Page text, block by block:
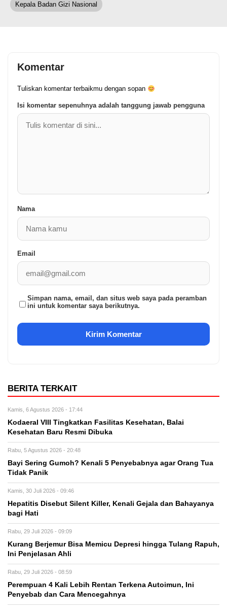
Kepala Badan Gizi Nasional
Komentar
Tuliskan komentar terbaikmu dengan sopan
Isi komentar sepenuhnya adalah tanggung jawab pengguna
Nama
Email
Simpan nama, email, dan situs web saya pada peramban
ini untuk komentar saya berikutnya.
BERITA TERKAIT
Kamis, 6 Agustus 2026 - 17:44
Kodaeral VIII Tingkatkan Fasilitas Kesehatan, Balai
Kesehatan Baru Resmi Dibuka
Rabu, 5 Agustus 2026 - 20:48
Bayi Sering Gumoh? Kenali 5 Penyebabnya agar Orang Tua
Tidak Panik
Kamis, 30 Juli 2026 - 09:46
Hepatitis Disebut Silent Killer, Kenali Gejala dan Bahayanya
bagi Hati
Rabu, 29 Juli 2026 - 09:09
Kurang Berjemur Bisa Memicu Depresi hingga Tulang Rapuh,
Ini Penjelasan Ahli
Rabu, 29 Juli 2026 - 08:59
Perempuan 4 Kali Lebih Rentan Terkena Autoimun, Ini
Penyebab dan Cara Mencegahnya